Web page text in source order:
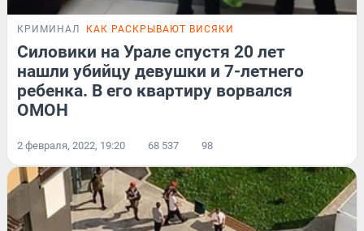
КРИМИНАЛ КАК РАСКРЫВАЮТ ВИСЯКИ
Силовики на Урале спустя 20 лет
нашли убийцу девушки и 7-летнего
ребенка. В его квартиру ворвался
ОМОН
2 февраля, 2022, 19:20 68 537 98